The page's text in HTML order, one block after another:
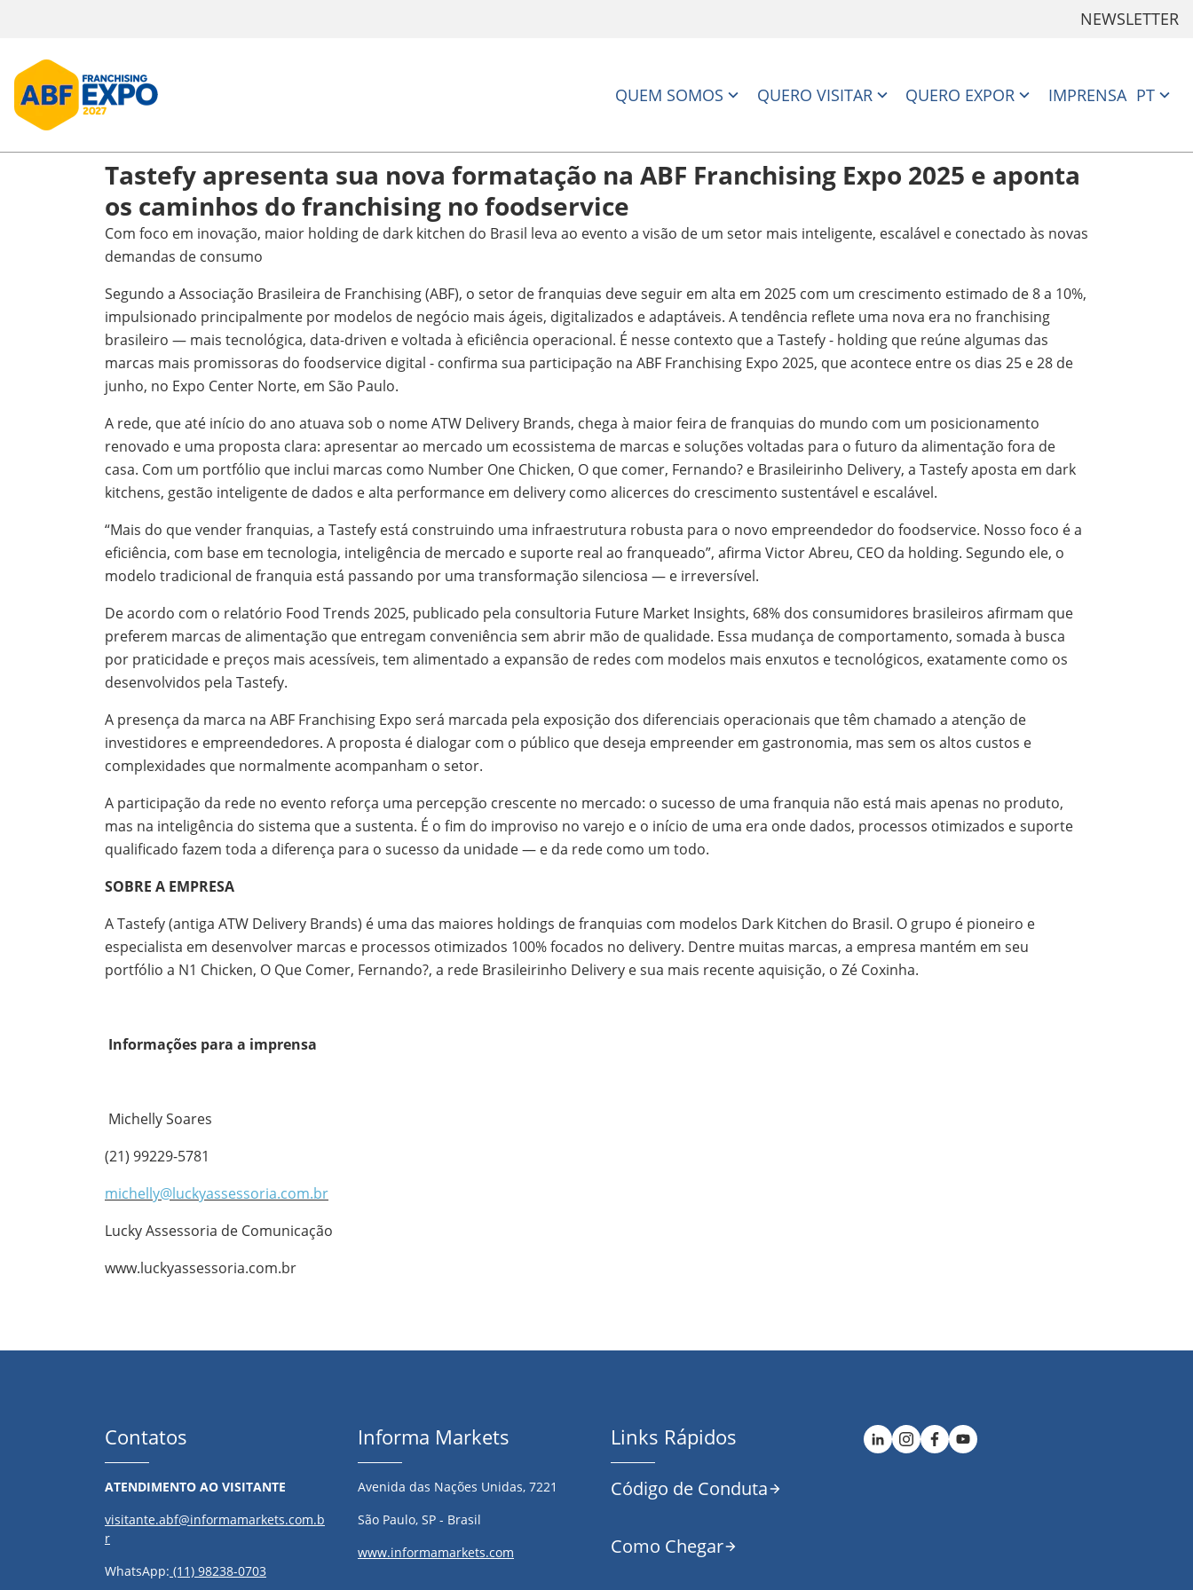
NEWSLETTER
QUEM SOMOS QUERO VISITAR QUERO EXPOR IMPRENSA PT
Tastefy apresenta sua nova formatação na ABF Franchising Expo 2025 e aponta
os caminhos do franchising no foodservice
Com foco em inovação, maior holding de dark kitchen do Brasil leva ao evento a visão de um setor mais inteligente, escalável e conectado às novas
demandas de consumo
Segundo a Associação Brasileira de Franchising (ABF), o setor de franquias deve seguir em alta em 2025 com um crescimento estimado de 8 a 10%,
impulsionado principalmente por modelos de negócio mais ágeis, digitalizados e adaptáveis. A tendência reflete uma nova era no franchising
brasileiro — mais tecnológica, data-driven e voltada à eficiência operacional. É nesse contexto que a Tastefy - holding que reúne algumas das
marcas mais promissoras do foodservice digital - confirma sua participação na ABF Franchising Expo 2025, que acontece entre os dias 25 e 28 de
junho, no Expo Center Norte, em São Paulo.
A rede, que até início do ano atuava sob o nome ATW Delivery Brands, chega à maior feira de franquias do mundo com um posicionamento
renovado e uma proposta clara: apresentar ao mercado um ecossistema de marcas e soluções voltadas para o futuro da alimentação fora de
casa. Com um portfólio que inclui marcas como Number One Chicken, O que comer, Fernando? e Brasileirinho Delivery, a Tastefy aposta em dark
kitchens, gestão inteligente de dados e alta performance em delivery como alicerces do crescimento sustentável e escalável.
“Mais do que vender franquias, a Tastefy está construindo uma infraestrutura robusta para o novo empreendedor do foodservice. Nosso foco é a
eficiência, com base em tecnologia, inteligência de mercado e suporte real ao franqueado”, afirma Victor Abreu, CEO da holding. Segundo ele, o
modelo tradicional de franquia está passando por uma transformação silenciosa — e irreversível.
De acordo com o relatório Food Trends 2025, publicado pela consultoria Future Market Insights, 68% dos consumidores brasileiros afirmam que
preferem marcas de alimentação que entregam conveniência sem abrir mão de qualidade. Essa mudança de comportamento, somada à busca
por praticidade e preços mais acessíveis, tem alimentado a expansão de redes com modelos mais enxutos e tecnológicos, exatamente como os
desenvolvidos pela Tastefy.
A presença da marca na ABF Franchising Expo será marcada pela exposição dos diferenciais operacionais que têm chamado a atenção de
investidores e empreendedores. A proposta é dialogar com o público que deseja empreender em gastronomia, mas sem os altos custos e
complexidades que normalmente acompanham o setor.
A participação da rede no evento reforça uma percepção crescente no mercado: o sucesso de uma franquia não está mais apenas no produto,
mas na inteligência do sistema que a sustenta. É o fim do improviso no varejo e o início de uma era onde dados, processos otimizados e suporte
qualificado fazem toda a diferença para o sucesso da unidade — e da rede como um todo.
SOBRE A EMPRESA
A Tastefy (antiga ATW Delivery Brands) é uma das maiores holdings de franquias com modelos Dark Kitchen do Brasil. O grupo é pioneiro e
especialista em desenvolver marcas e processos otimizados 100% focados no delivery. Dentre muitas marcas, a empresa mantém em seu
portfólio a N1 Chicken, O Que Comer, Fernando?, a rede Brasileirinho Delivery e sua mais recente aquisição, o Zé Coxinha.
Informações para a imprensa
Michelly Soares
(21) 99229-5781
michelly@luckyassessoria.com.br
Lucky Assessoria de Comunicação
www.luckyassessoria.com.br
Contatos
ATENDIMENTO AO VISITANTE
visitante.abf@informamarkets.com.b
r
WhatsApp: (11) 98238-0703
Informa Markets
Avenida das Nações Unidas, 7221
São Paulo, SP - Brasil
www.informamarkets.com
Links Rápidos
Código de Conduta
Como Chegar